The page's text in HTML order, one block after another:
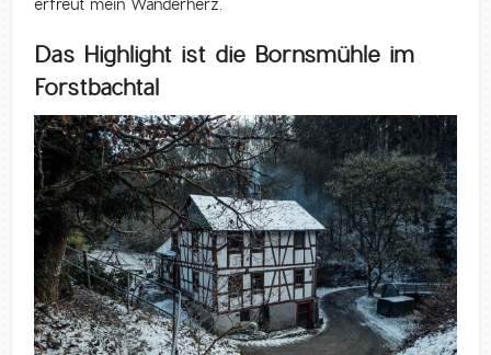
erfreut mein Wanderherz.
Das Highlight ist die Bornsmühle im
Forstbachtal